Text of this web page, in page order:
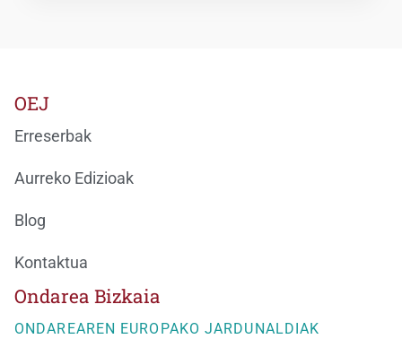
Ondarea Bizkaia
ONDAREAREN EUROPAKO JARDUNALDIAK
OEJ
Erreserbak
Aurreko Edizioak
Blog
Kontaktua